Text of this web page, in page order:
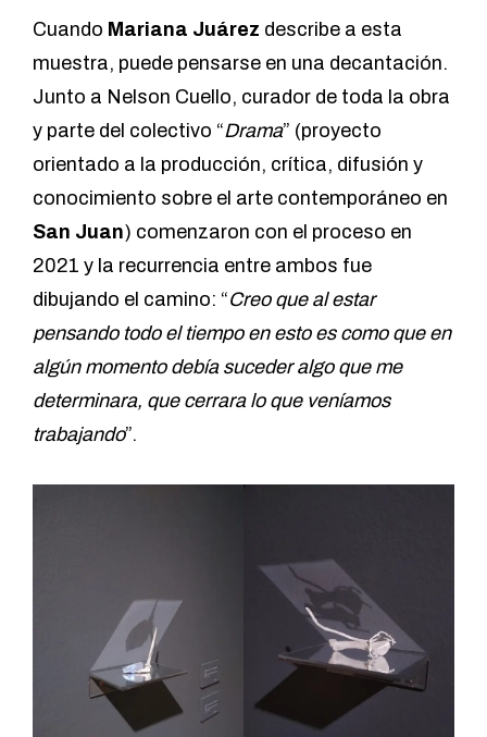
Cuando Mariana Juárez describe a esta
muestra, puede pensarse en una decantación.
Junto a Nelson Cuello, curador de toda la obra
y parte del colectivo “Drama” (proyecto
orientado a la producción, crítica, difusión y
conocimiento sobre el arte contemporáneo en
San Juan) comenzaron con el proceso en
2021 y la recurrencia entre ambos fue
dibujando el camino: “Creo que al estar
pensando todo el tiempo en esto es como que en
algún momento debía suceder algo que me
determinara, que cerrara lo que veníamos
trabajando”.